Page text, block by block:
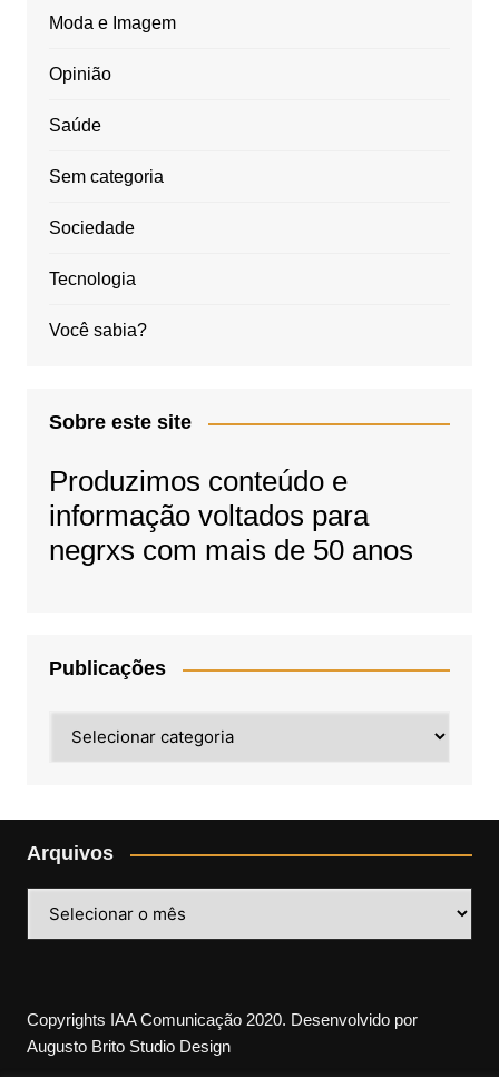
Moda e Imagem
Opinião
Saúde
Sem categoria
Sociedade
Tecnologia
Você sabia?
Sobre este site
Produzimos conteúdo e
informação voltados para
negrxs com mais de 50 anos
Publicações
Arquivos
Copyrights IAA Comunicação 2020. Desenvolvido por
Augusto Brito Studio Design